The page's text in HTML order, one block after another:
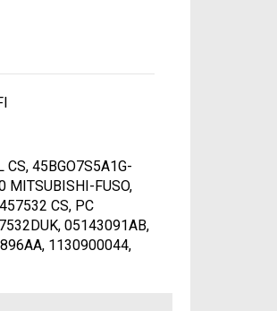
CS, 45BGO7S5A1G-
MITSUBISHI-FUSO,
CS, PC
05143091AB,
1130900044,